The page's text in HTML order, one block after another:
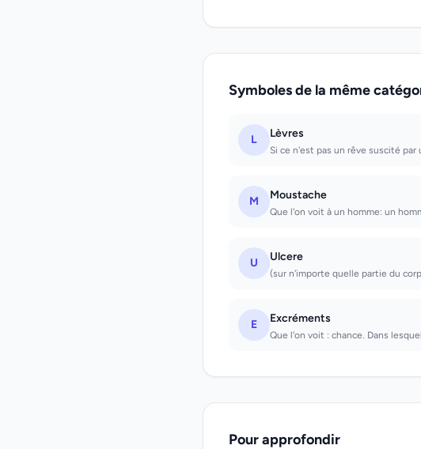
Symboles de la même
L Lèvres
Si ce n'est pas un rêve suscité
M Moustache
Que l'on voit à un homme: un
U Ulcere
(sur n'importe quelle partie du
E Excréments
Que l'on voit : chance. Dans
Pour approfondir